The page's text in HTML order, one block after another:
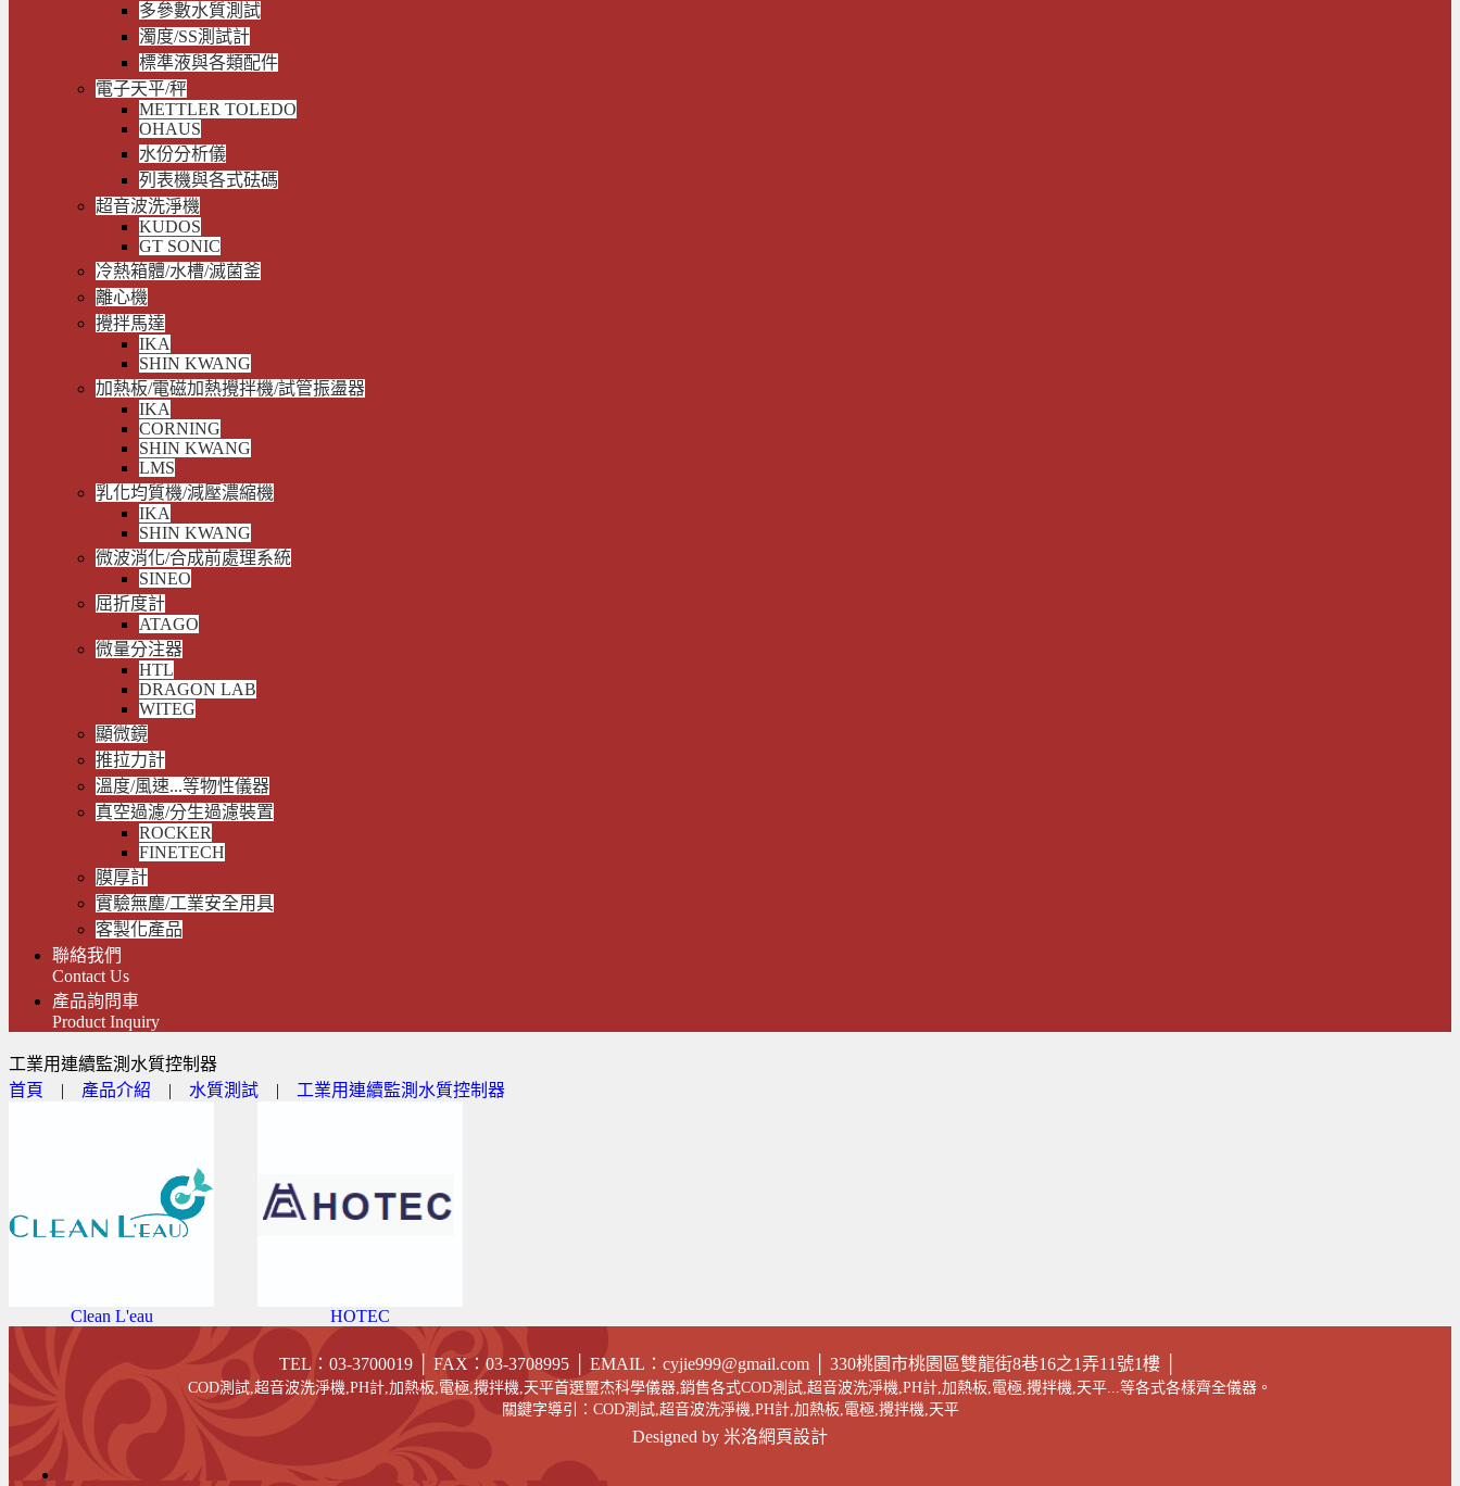
多參數水質測試
濁度/SS測試計
標準液與各類配件
電子天平/秤
METTLER TOLEDO
OHAUS
水份分析儀
列表機與各式砝碼
超音波洗淨機
KUDOS
GT SONIC
冷熱箱體/水槽/滅菌釜
離心機
攪拌馬達
IKA
SHIN KWANG
加熱板/電磁加熱攪拌機/試管振盪器
IKA
CORNING
SHIN KWANG
LMS
乳化均質機/減壓濃縮機
IKA
SHIN KWANG
微波消化/合成前處理系統
SINEO
屈折度計
ATAGO
微量分注器
HTL
DRAGON LAB
WITEG
顯微鏡
推拉力計
溫度/風速...等物性儀器
真空過濾/分生過濾裝置
ROCKER
FINETECH
膜厚計
實驗無塵/工業安全用具
客製化產品
聯絡我們
Contact Us
產品詢問車
Product Inquiry
工業用連續監測水質控制器
首頁
| 產品介紹 | 水質測試 | 工業用連續監測水質控制器
Clean L'eau HOTEC
TEL：03-3700019 │ FAX：03-3708995 EMAIL ：cyjie999@gmail.com │ 330桃園市桃園區雙龍街8巷16之1弄11號1樓 │
COD測試,超音波洗淨機,PH計,加熱板,電極,攪拌機,天平首選璽杰科學儀器,銷售各式COD測試,超音波洗淨機,PH計,加熱板,電極,攪拌機,天平...等各式各樣齊全儀器。
關鍵字導引： COD測試,超音波洗淨機,PH計,加熱板,電極,攪拌機,天平
Designed by 米洛網頁設計